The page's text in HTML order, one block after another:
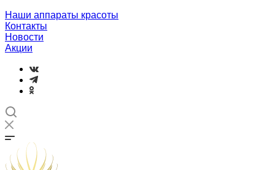
Наши аппараты красоты
Контакты
Новости
Акции